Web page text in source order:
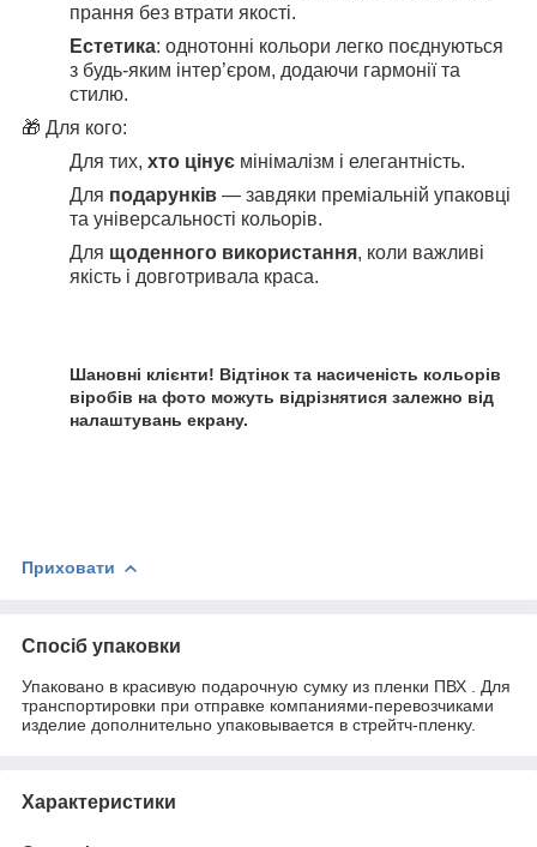
прання без втрати якості.
Естетика: однотонні кольори легко поєднуються
з будь-яким інтер’єром, додаючи гармонії та
стилю.
🎁 Для кого:
Для тих, хто цінує мінімалізм і елегантність.
Для подарунків — завдяки преміальній упаковці
та універсальності кольорів.
Для щоденного використання, коли важливі
якість і довготривала краса.
Шановні клієнти! Відтінок та насиченість кольорів
віробів на фото можуть відрізнятися залежно від
налаштувань екрану.
Приховати
Спосіб упаковки
Упаковано в красивую подарочную сумку из пленки ПВХ . Для
транспортировки при отправке компаниями-перевозчиками
изделие дополнительно упаковывается в стрейтч-пленку.
Характеристики